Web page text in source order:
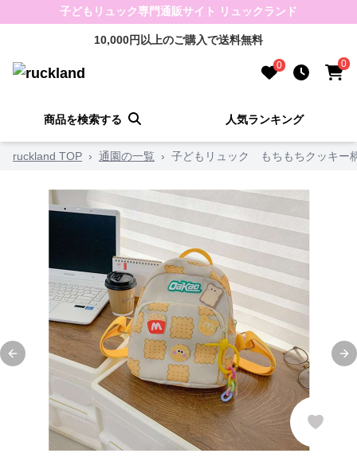
子どもリュック専門通販サイト リュックランド
10,000円以上のご購入で送料無料
0 0
商品を検索する 人気ランキング
ruckland TOP › 通園の一覧 › 子どもリュック もちもちクッキー
Previous slide